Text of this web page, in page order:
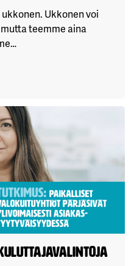
Ukkonen voi
teemme aina